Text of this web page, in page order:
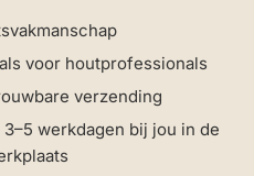
voor houtprofessionals
verzending
werkdagen bij jou in de